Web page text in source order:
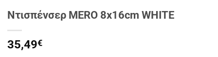
Ντισπένσερ MERO 8x16cm WHITE
35,49€